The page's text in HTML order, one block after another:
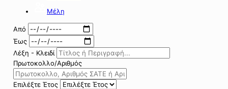
Μέλη
Από
Έως
Λέξη - Κλειδί
Πρωτοκολλο/Αριθμός
Επιλέξτε Έτος